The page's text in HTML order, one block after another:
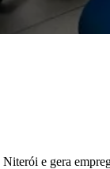
e gera